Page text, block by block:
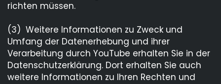
richten müssen.
(3) Weitere Informationen zu Zweck und
Umfang der Datenerhebung und ihrer
Verarbeitung durch YouTube erhalten Sie in der
Datenschutzerklärung. Dort erhalten Sie auch
weitere Informationen zu Ihren Rechten und